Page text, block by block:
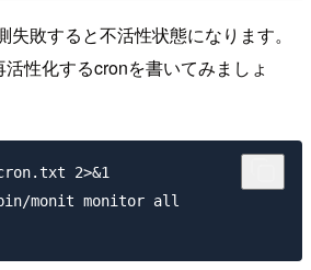
敗すると不活性状態になります。
性化するcronを書いてみましょ
2>&1
monit monitor all